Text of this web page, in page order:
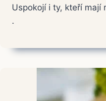
Uspokojí i ty, kteří mají
.